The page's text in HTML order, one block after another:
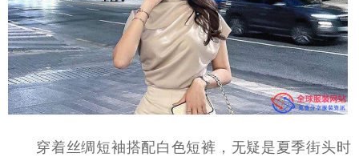
穿着丝绸短袖搭配白色短裤，无疑是夏季街头时